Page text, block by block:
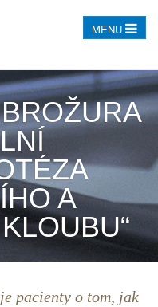
MENU
A
pacienty o tom, jak